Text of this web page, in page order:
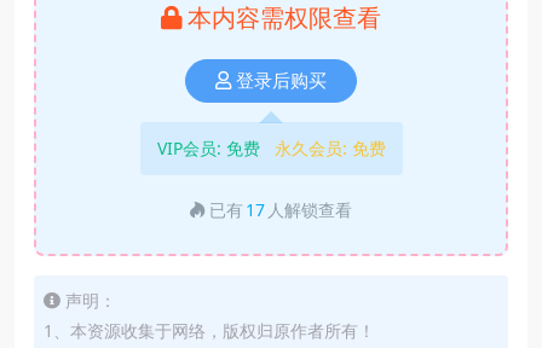
本内容需权限查看
登录后购买
VIP会员: 免费 永久会员: 免费
已有 17 人解锁查看
声明：
1、本资源收集于网络，版权归原作者所有！